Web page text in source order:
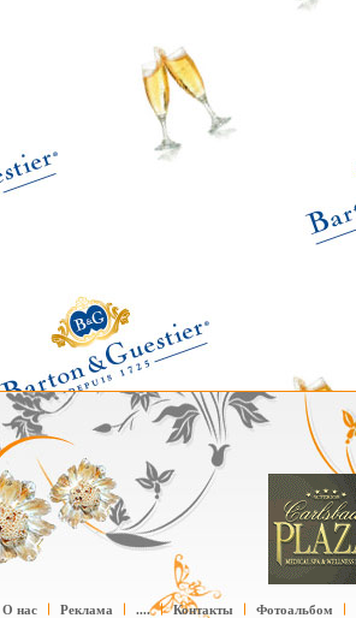
О нас Реклама .... Контакты Фотоальбом